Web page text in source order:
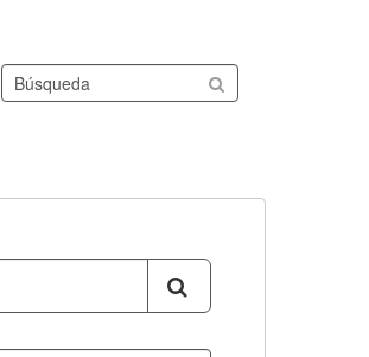
Buscar conjuntos de datos